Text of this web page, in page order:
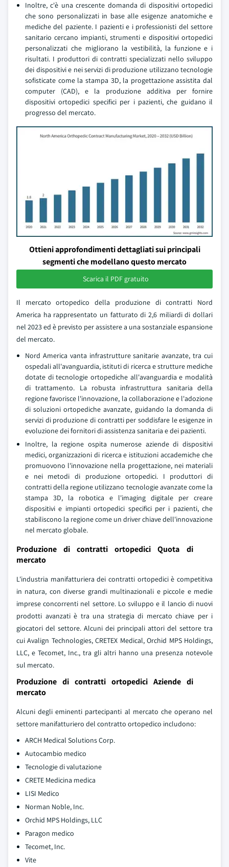
Inoltre, c'è una crescente domanda di dispositivi ortopedici
che sono personalizzati in base alle esigenze anatomiche e
mediche del paziente. I pazienti e i professionisti del settore
sanitario cercano impianti, strumenti e dispositivi ortopedici
personalizzati che migliorano la vestibilità, la funzione e i
risultati. I produttori di contratti specializzati nello sviluppo
dei dispositivi e nei servizi di produzione utilizzano tecnologie
sofisticate come la stampa 3D, la progettazione assistita dal
computer (CAD), e la produzione additiva per fornire
dispositivi ortopedici specifici per i pazienti, che guidano il
progresso del mercato.
Ottieni approfondimenti dettagliati sui principali
segmenti che modellano questo mercato
Scarica il PDF gratuito
Il mercato ortopedico della produzione di contratti Nord
America ha rappresentato un fatturato di 2,6 miliardi di dollari
nel 2023 ed è previsto per assistere a una sostanziale espansione
del mercato.
Nord America vanta infrastrutture sanitarie avanzate, tra cui
ospedali all'avanguardia, istituti di ricerca e strutture mediche
dotate di tecnologie ortopediche all'avanguardia e modalità
di trattamento. La robusta infrastruttura sanitaria della
regione favorisce l'innovazione, la collaborazione e l'adozione
di soluzioni ortopediche avanzate, guidando la domanda di
servizi di produzione di contratti per soddisfare le esigenze in
evoluzione dei fornitori di assistenza sanitaria e dei pazienti.
Inoltre, la regione ospita numerose aziende di dispositivi
medici, organizzazioni di ricerca e istituzioni accademiche che
promuovono l'innovazione nella progettazione, nei materiali
e nei metodi di produzione ortopedici. I produttori di
contratti della regione utilizzano tecnologie avanzate come la
stampa 3D, la robotica e l'imaging digitale per creare
dispositivi e impianti ortopedici specifici per i pazienti, che
stabiliscono la regione come un driver chiave dell'innovazione
nel mercato globale.
Produzione di contratti ortopedici Quota di
mercato
L'industria manifatturiera dei contratti ortopedici è competitiva
in natura, con diverse grandi multinazionali e piccole e medie
imprese concorrenti nel settore. Lo sviluppo e il lancio di nuovi
prodotti avanzati è tra una strategia di mercato chiave per i
giocatori del settore. Alcuni dei principali attori del settore tra
cui Avalign Technologies, CRETEX Medical, Orchid MPS Holdings,
LLC, e Tecomet, Inc., tra gli altri hanno una presenza notevole
sul mercato.
Produzione di contratti ortopedici Aziende di
mercato
Alcuni degli eminenti partecipanti al mercato che operano nel
settore manifatturiero del contratto ortopedico includono:
ARCH Medical Solutions Corp.
Autocambio medico
Tecnologie di valutazione
CRETE Medicina medica
LISI Medico
Norman Noble, Inc.
Orchid MPS Holdings, LLC
Paragon medico
Tecomet, Inc.
Vite